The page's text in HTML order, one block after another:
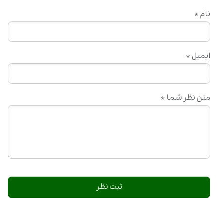
متن نظر شما *
نام *
ایمیل *